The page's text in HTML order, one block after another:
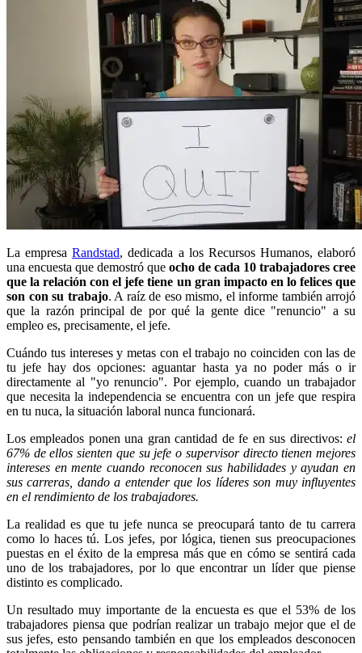
La empresaRandstad, dedicada a los Recursos Humanos, elaboró
una encuesta que demostró que ocho de cada 10 trabajadores cree
que la relación con el jefe tiene un gran impacto en lo felices que
son con su trabajo. A raíz de eso mismo, el informe también arrojó
que la razón principal de por qué la gente dice "renuncio" a su
empleo es, precisamente, el jefe.
Cuándo tus intereses y metas con el trabajo no coinciden con las de
tu jefe hay dos opciones: aguantar hasta ya no poder más o ir
directamente al "yo renuncio". Por ejemplo, cuando un trabajador
que necesita la independencia se encuentra con un jefe que respira
en tu nuca, la situación laboral nunca funcionará.
Los empleados ponen una gran cantidad de fe en sus directivos: el
67% de ellos sienten que su jefe o supervisor directo tienen mejores
intereses en mente cuando reconocen sus habilidades y ayudan en
sus carreras, dando a entender que los líderes son muy influyentes
en el rendimiento de los trabajadores.
La realidad es que tu jefe nunca se preocupará tanto de tu carrera
como lo haces tú. Los jefes, por lógica, tienen sus preocupaciones
puestas en el éxito de la empresa más que en cómo se sentirá cada
uno de los trabajadores, por lo que encontrar un líder que piense
distinto es complicado.
Un resultado muy importante de la encuesta es que el 53% de los
trabajadores piensa que podrían realizar un trabajo mejor que el de
sus jefes, esto pensando también en que los empleados desconocen